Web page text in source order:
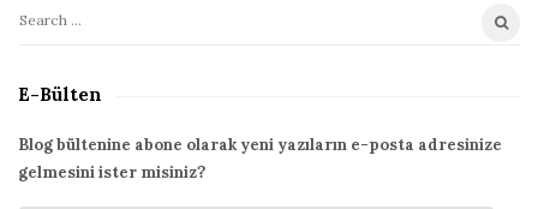
S
t
S
i
S
a
c
h
E-Bülten
Blog bültenine abone olarak yeni yazıların e-posta adresinize
gelmesini ister misiniz?